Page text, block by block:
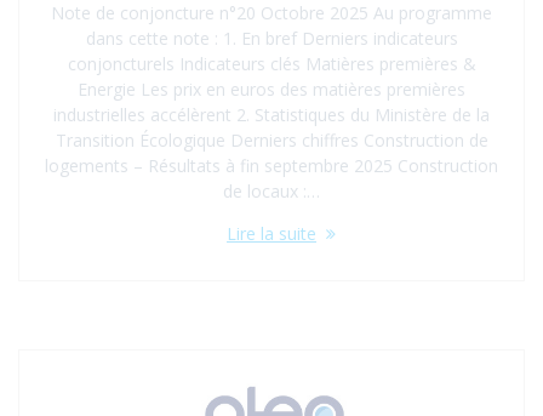
Note de conjoncture n°20 Octobre 2025 Au programme
dans cette note : 1. En bref Derniers indicateurs
conjoncturels Indicateurs clés Matières premières &
Energie Les prix en euros des matières premières
industrielles accélèrent 2. Statistiques du Ministère de la
Transition Écologique Derniers chiffres Construction de
logements – Résultats à fin septembre 2025 Construction
de locaux :…
Lire la suite